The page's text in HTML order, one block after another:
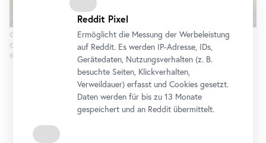
Oliver Ressler, Dog Days BiteBack , 2023
Courtesy of Oliver Ressler; àngels, Barcelona;TheGallery Apart, Rome
© Bildrecht, Wien 2024
Reddit Pixel
Ermöglicht die Messung der Werbeleistung
auf Reddit. Es werden IP-Adresse, IDs,
Gerätedaten, Nutzungsverhalten (z. B.
besuchte Seiten, Klickverhalten,
Verweildauer) erfasst und Cookies gesetzt.
Daten werden für bis zu 13 Monate
gespeichert und an Reddit übermittelt.